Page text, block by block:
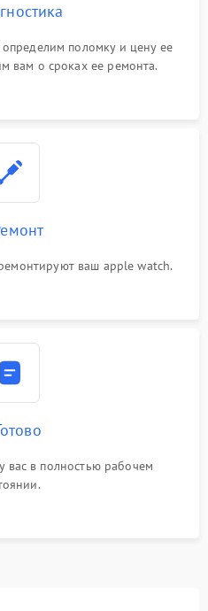
поломку и цену ее
вам о сроках ее ремонта.
ваш apple watch.
вас в полностью рабочем